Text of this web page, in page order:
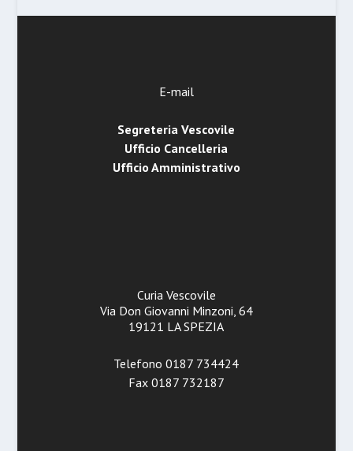
E-mail
Segreteria Vescovile
Ufficio Cancelleria
Ufficio Amministrativo
Curia Vescovile
Via Don Giovanni Minzoni, 64
19121 LA SPEZIA
Telefono 0187 734424
Fax 0187 732187